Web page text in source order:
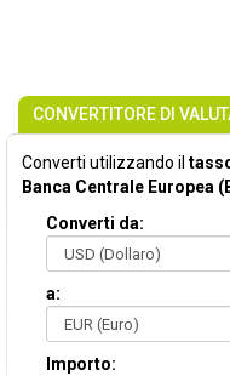
CONVERTITORE DI
Converti utilizzando il
Banca Centrale Europea
Converti da:
a:
Importo: